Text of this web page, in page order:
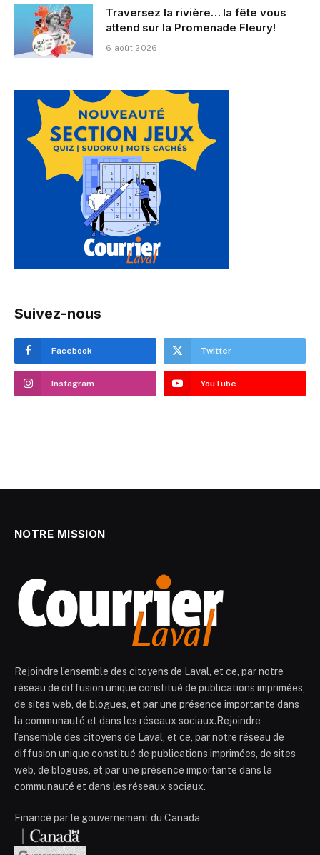
Traversez la rivière… la fête vous
attend sur la Promenade Fleury!
6 août 2026
Suivez-nous
Facebook Twitter
Instagram YouTube
NOTRE MISSION
Rejoindre l’ensemble des citoyens de Laval, et ce, par notre
réseau de diffusion unique constitué de publications imprimées,
de sites web, de blogues, et par une présence importante dans
la communauté et dans les réseaux sociaux.Rejoindre
l’ensemble des citoyens de Laval, et ce, par notre réseau de
diffusion unique constitué de publications imprimées, de sites
web, de blogues, et par une présence importante dans la
communauté et dans les réseaux sociaux.
Financé par le gouvernement du Canada